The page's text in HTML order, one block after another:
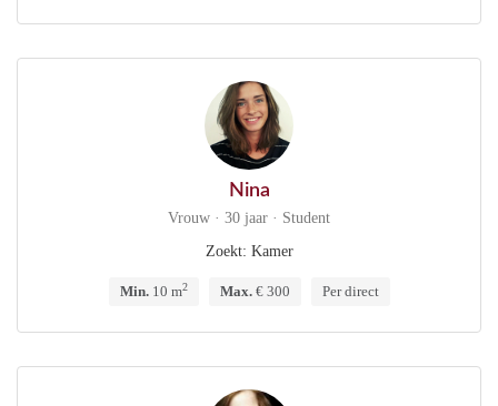
Nina
Vrouw · 30 jaar · Student
Zoekt: Kamer
Min.10 m2 Max.€ 300 Per direct